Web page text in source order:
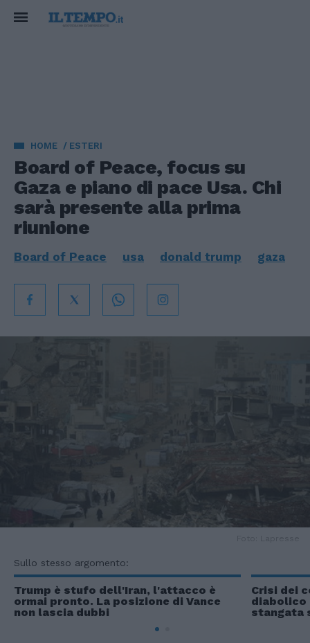
HOME ESTERI
Board of Peace, focus su
Gaza e piano di pace Usa. Chi
sarà presente alla prima
riunione
Board of Peace usa donald trump gaza
Sullo stesso argomento:
Trump è stufo dell'Iran, l'attacco è
ormai pronto. La posizione di Vance
non lascia dubbi
Crisi dei
diabolico
stangata